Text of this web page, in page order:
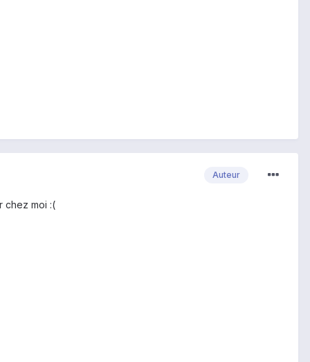
Auteur
chez moi :(